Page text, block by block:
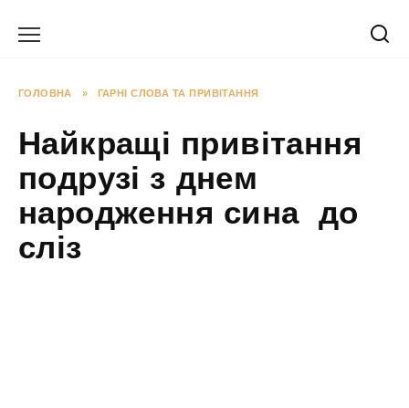
ГОЛОВНА » ГАРНІ СЛОВА ТА ПРИВІТАННЯ
Найкращі привітання
подрузі з днем
народження сина до
сліз